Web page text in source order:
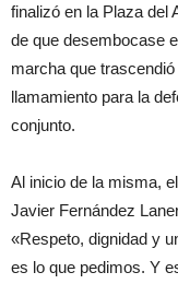
finalizó en la Plaza del
de que desembocase
marcha que
llamamiento para la
conjunto.
Al inicio de la misma,
Javier Fernández
«Respeto, dignidad y
es lo que pedimos. Y